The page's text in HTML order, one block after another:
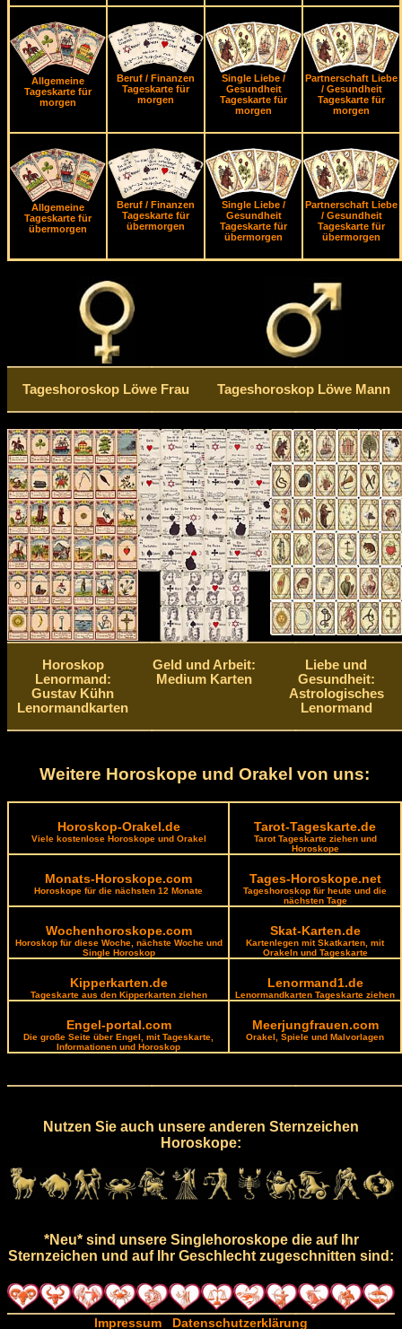
Allgemeine
Tageskarte für
morgen
Beruf / Finanzen
Tageskarte für
morgen
Single Liebe /
Gesundheit
Tageskarte für
morgen
Partnerschaft Liebe
/ Gesundheit
Tageskarte für
morgen
Allgemeine
Tageskarte für
übermorgen
Beruf / Finanzen
Tageskarte für
übermorgen
Single Liebe /
Gesundheit
Tageskarte für
übermorgen
Partnerschaft Liebe
/ Gesundheit
Tageskarte für
übermorgen
Tageshoroskop Löwe Frau Tageshoroskop Löwe Mann
Horoskop
Lenormand:
Gustav Kühn
Lenormandkarten
Geld und Arbeit:
Medium Karten
Liebe und
Gesundheit:
Astrologisches
Lenormand
Weitere Horoskope und Orakel von uns:
Horoskop-Orakel.de
Viele kostenlose Horoskope und Orakel
Tarot-Tageskarte.de
Tarot Tageskarte ziehen und
Horoskope
Monats-Horoskope.com
Horoskope für die nächsten 12 Monate
Tages-Horoskope.net
Tageshoroskop für heute und die
nächsten Tage
Wochenhoroskope.com
Horoskop für diese Woche, nächste Woche und
Single Horoskop
Skat-Karten.de
Kartenlegen mit Skatkarten, mit
Orakeln und Tageskarte
Kipperkarten.de
Tageskarte aus den Kipperkarten ziehen
Lenormand1.de
Lenormandkarten Tageskarte ziehen
Engel-portal.com
Die große Seite über Engel, mit Tageskarte,
Informationen und Horoskop
Meerjungfrauen.com
Orakel, Spiele und Malvorlagen
Nutzen Sie auch unsere anderen Sternzeichen
Horoskope:
*Neu* sind unsere Singlehoroskope die auf Ihr
Sternzeichen und auf Ihr Geschlecht zugeschnitten sind:
Impressum Datenschutzerklärung